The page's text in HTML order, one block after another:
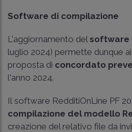
Software di compilazione
L'aggiornamento del software
luglio 2024) permette dunque
proposta di concordato
l'anno 2024.
Il software RedditiOnLine PF
compilazione del modello
creazione del relativo file da